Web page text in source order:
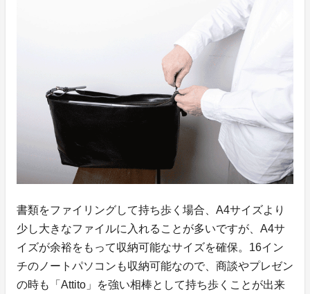
書類をファイリングして持ち歩く場合、A4サイズより
少し大きなファイルに入れることが多いですが、A4サ
イズが余裕をもって収納可能なサイズを確保。16イン
チのノートパソコンも収納可能なので、商談やプレゼン
の時も「Attito」を強い相棒として持ち歩くことが出来